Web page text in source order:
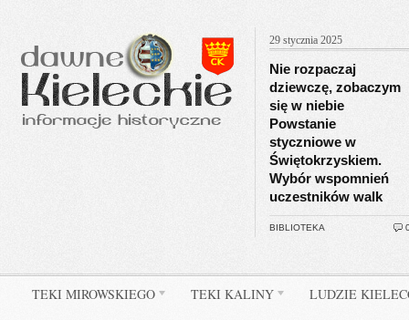
29 stycznia 2025
Nie rozpaczaj
dziewczę, zobaczym
się w niebie
Powstanie
styczniowe w
Świętokrzyskiem.
Wybór wspomnień
uczestników walk
BIBLIOTEKA
TEKI MIROWSKIEGO TEKI KALINY LUDZIE